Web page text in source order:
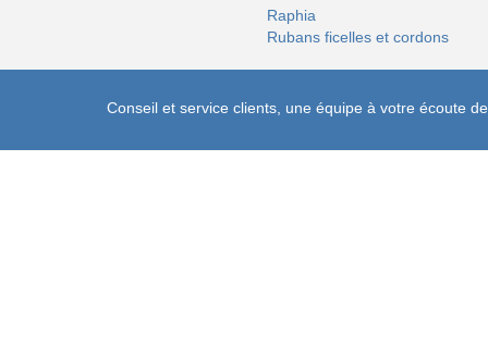
Raphia
Rubans ficelles et cordons
Conseil et service clients, une équipe à votre écoute